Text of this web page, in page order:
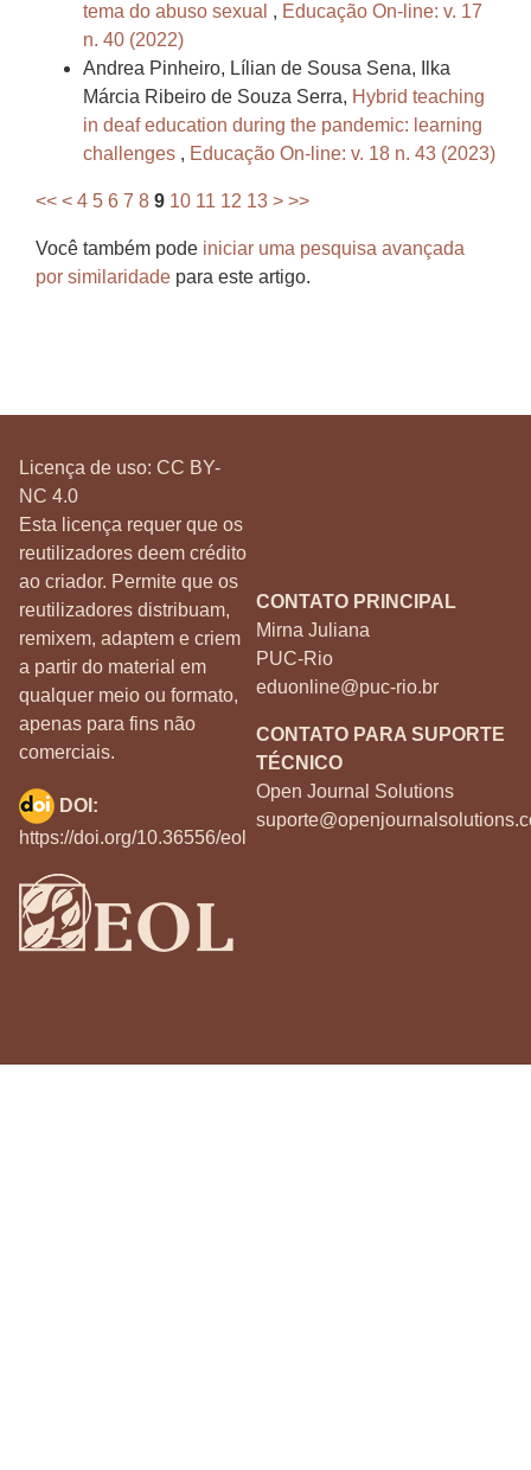
tema do abuso sexual , Educação On-line: v. 17
n. 40 (2022)
Andrea Pinheiro, Lílian de Sousa Sena, Ilka
Márcia Ribeiro de Souza Serra, Hybrid teaching
in deaf education during the pandemic: learning
challenges , Educação On-line: v. 18 n. 43 (2023)
<< < 4 5 6 7 8 9 10 11 12 13 > >>
Você também pode iniciar uma pesquisa avançada
por similaridade para este artigo.
Licença de uso: CC BY-
NC 4.0
Esta licença requer que os
reutilizadores deem crédito
ao criador. Permite que os
reutilizadores distribuam,
remixem, adaptem e criem
a partir do material em
qualquer meio ou formato,
apenas para fins não
comerciais.
CONTATO PRINCIPAL
Mirna Juliana
PUC-Rio
eduonline@puc-rio.br
CONTATO PARA SUPORTE
TÉCNICO
Open Journal Solutions
DOI:
https://doi.org/10.36556/eol